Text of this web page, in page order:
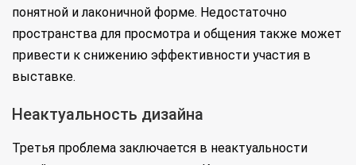
понятной и лаконичной форме. Недостаточно
пространства для просмотра и общения также может
привести к снижению эффективности участия в
выставке.
Неактуальность дизайна
Третья проблема заключается в неактуальности